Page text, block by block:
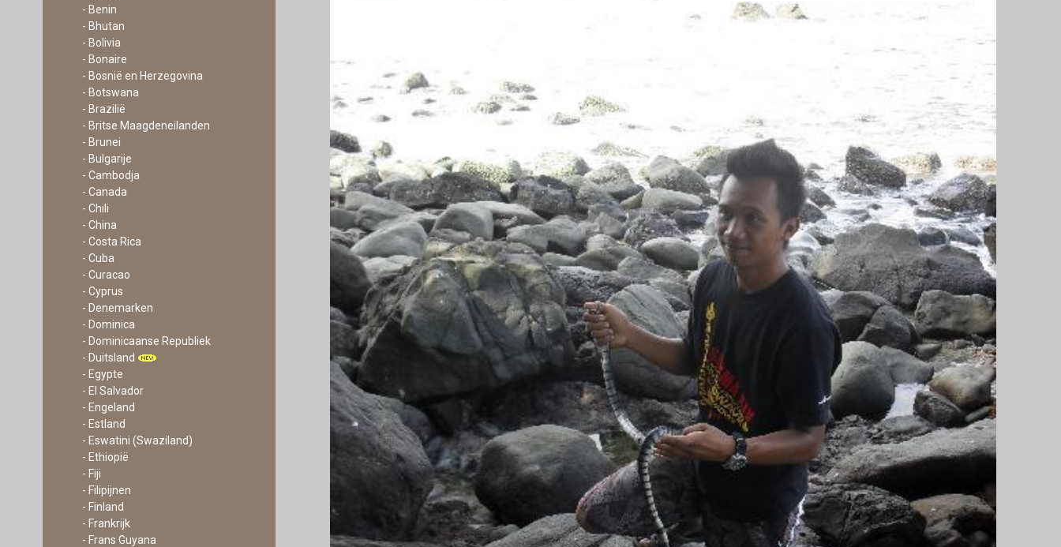
- Benin
- Bhutan
- Bolivia
- Bonaire
- Bosnië en Herzegovina
- Botswana
- Brazilië
- Britse Maagdeneilanden
- Brunei
- Bulgarije
- Cambodja
- Canada
- Chili
- China
- Costa Rica
- Cuba
- Curacao
- Cyprus
- Denemarken
- Dominica
- Dominicaanse Republiek
- Duitsland
- Egypte
- El Salvador
- Engeland
- Estland
- Eswatini (Swaziland)
- Ethiopië
- Fiji
- Filipijnen
- Finland
- Frankrijk
- Frans Guyana